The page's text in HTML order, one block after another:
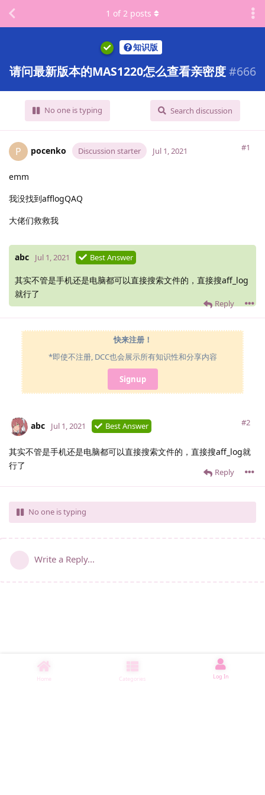
知识版
请问最新版本的MAS1220怎么查看亲密度 #666
No one is typing Search discussion
1 of 2 posts
P pocenko Discussion starter #1
Jul 1, 2021
emm
我没找到afflogQAQ
大佬们救救我
Reply
abc Jul 1, 2021 Best Answer
其实不管是手机还是电脑都可以直接搜索文件的，直接搜aff_log
就行了
快来注册！
*即使不注册, DCC也会展示所有知识性和分享内容
Signup
abc #2
Jul 1, 2021 Best Answer
其实不管是手机还是电脑都可以直接搜索文件的，直接搜aff_log就
行了
Reply
No one is typing
Write a Reply...
Home Categories Log In